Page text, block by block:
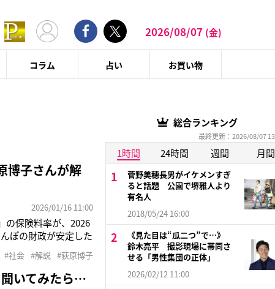
2026/08/07 (金)
コラム 占い お買い物
博子さんが解
2026/01/16 11:00
の保険料率が、2026
ぽの財政が安定した
す。2025年は、春闘
#社会 #解説 #荻原博子
いてみたら…
総合ランキング
最終更新：2026/08/07
1時間 24時間 週間 月間
菅野美穂長男がイケメンすぎ
ると話題 公園で堺雅人より
有名人
2018/05/24 16:00
《見た目は“瓜二つ”で…》
鈴木亮平 撮影現場に帯同さ
せる「男性集団の正体」
2026/02/12 11:00